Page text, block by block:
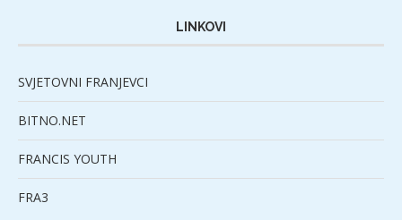
LINKOVI
SVJETOVNI FRANJEVCI
BITNO.NET
FRANCIS YOUTH
FRA3